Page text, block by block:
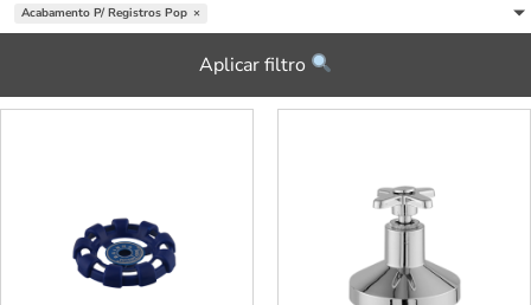
Acabamento P/ Registros Pop ×
Aplicar filtro